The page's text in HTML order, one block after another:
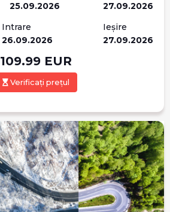
25.09.2026
27.09.2026
Intrare
26.09.2026
Ieșire
27.09.2026
109.99 EUR
Verificați prețul